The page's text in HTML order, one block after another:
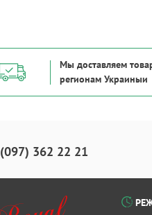
Мы доставляем
регионам Украиныи
(097) 362 22 21